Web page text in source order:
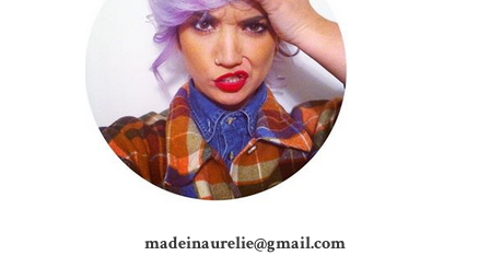
madeinaurelie@gmail.com